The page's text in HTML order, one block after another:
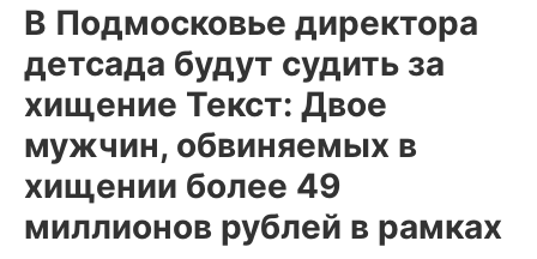
В Подмосковье директора
детсада будут судить за
хищение Текст: Двое
мужчин, обвиняемых в
хищении более 49
миллионов рублей в рамках